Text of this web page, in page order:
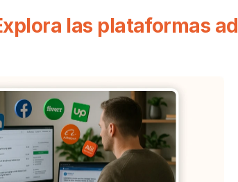
las plataformas